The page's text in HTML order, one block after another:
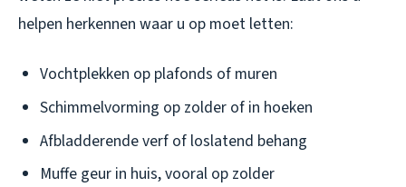
helpen herkennen waar u op moet letten:
Vochtplekken op plafonds of muren
Schimmelvorming op zolder of in hoeken
Afbladderende verf of loslatend behang
Muffe geur in huis, vooral op zolder